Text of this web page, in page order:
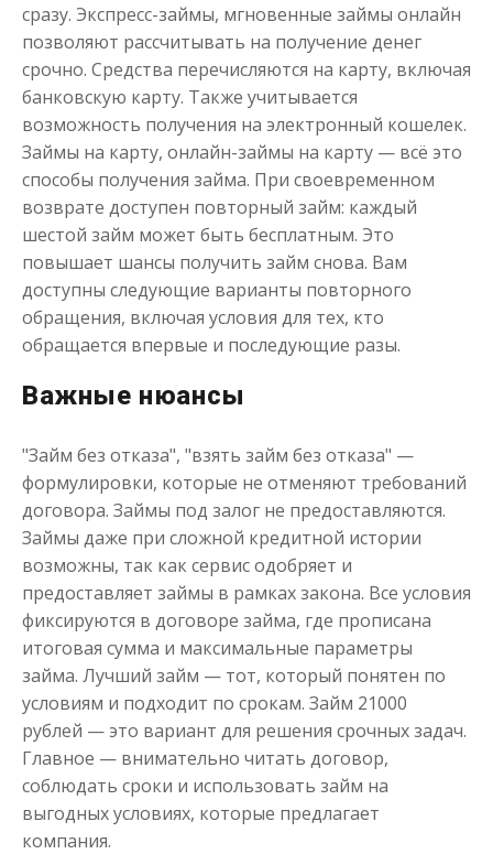
Деньги до зарплаты
Сумма до50 000₽
Срок от 1до 21 дня
Получить
сразу. Экспресс-займы, мгновенные займы онлайн
позволяют рассчитывать на получение денег
срочно. Средства перечисляются на карту, включая
банковскую карту. Также учитывается
возможность получения на электронный кошелек.
Займы на карту, онлайн-займы на карту — всё это
способы получения займа. При своевременном
возврате доступен повторный займ: каждый
шестой займ может быть бесплатным. Это
повышает шансы получить займ снова. Вам
доступны следующие варианты повторного
обращения, включая условия для тех, кто
обращается впервые и последующие разы.
Важные нюансы
"Займ без отказа", "взять займ без отказа" —
формулировки, которые не отменяют требований
договора. Займы под залог не предоставляются.
Займы даже при сложной кредитной истории
возможны, так как сервис одобряет и
предоставляет займы в рамках закона. Все условия
фиксируются в договоре займа, где прописана
итоговая сумма и максимальные параметры
займа. Лучший займ — тот, который понятен по
условиям и подходит по срокам. Займ 21000
рублей — это вариант для решения срочных задач.
Главное — внимательно читать договор,
соблюдать сроки и использовать займ на
выгодных условиях, которые предлагает
компания.